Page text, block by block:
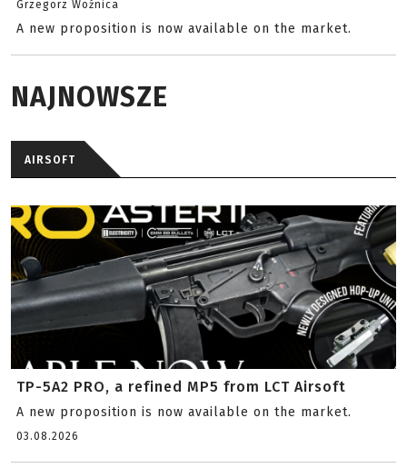
Grzegorz Woźnica
A new proposition is now available on the market.
NAJNOWSZE
AIRSOFT
TP-5A2 PRO, a refined MP5 from LCT Airsoft
A new proposition is now available on the market.
03.08.2026